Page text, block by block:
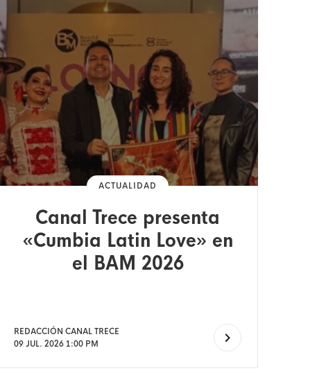
ACTUALIDAD
Canal Trece presenta
«Cumbia Latin Love» en
el BAM 2026
REDACCIÓN CANAL TRECE
09 JUL. 2026 1:00 PM